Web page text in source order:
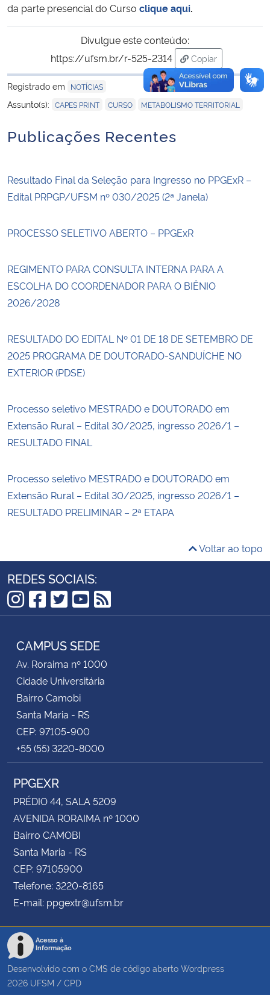
da parte presencial do Curso clique aqui.
Divulgue este conteúdo:
https://ufsm.br/r-525-2314
Copiar
para área de
Registrado em
NOTÍCIAS
Assunto(s): CAPES PRINT CURSO METABOLISMO TERRITORIAL
Publicações Recentes
Resultado Final da Seleção para Ingresso no PPGExR –
Edital PRPGP/UFSM nº 030/2025 (2ª Janela)
PROCESSO SELETIVO ABERTO – PPGExR
REGIMENTO PARA CONSULTA INTERNA PARA A
ESCOLHA DO COORDENADOR PARA O BIÊNIO
2026/2028
RESULTADO DO EDITAL Nº 01 DE 18 DE SETEMBRO DE
2025 PROGRAMA DE DOUTORADO-SANDUÍCHE NO
EXTERIOR (PDSE)
Processo seletivo MESTRADO e DOUTORADO em
Extensão Rural – Edital 30/2025, ingresso 2026/1 –
RESULTADO FINAL
Processo seletivo MESTRADO e DOUTORADO em
Extensão Rural – Edital 30/2025, ingresso 2026/1 –
RESULTADO PRELIMINAR – 2ª ETAPA
Voltar ao topo
REDES SOCIAIS:
Instagram
Facebook
Twitter
YouTube
RSS
CAMPUS SEDE
Av. Roraima nº 1000
Cidade Universitária
Bairro Camobi
Santa Maria - RS
CEP: 97105-900
+55 (55) 3220-8000
PPGEXR
PRÉDIO 44, SALA 5209
AVENIDA RORAIMA nº 1000
Bairro CAMOBI
Santa Maria - RS
CEP: 97105900
Telefone: 3220-8165
E-mail: ppgextr@ufsm.br
Acesso à
Informação
Desenvolvido com o CMS de código aberto Wordpress
2026 UFSM / CPD